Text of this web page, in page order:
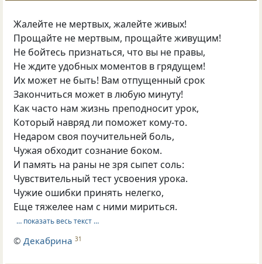
Жалейте не мертвых, жалейте живых!
Прощайте не мертвым, прощайте живущим!
Не бойтесь признаться, что вы не правы,
Не ждите удобных моментов в грядущем!
Их может не быть! Вам отпущенный срок
Закончиться может в любую минуту!
Как часто нам жизнь преподносит урок,
Который навряд ли поможет кому-то.
Недаром своя поучительней боль,
Чужая обходит сознание боком.
И память на раны не зря сыпет соль:
Чувствительный тест усвоения урока.
Чужие ошибки принять нелегко,
Еще тяжелее нам с ними мириться.
… показать весь текст …
© Декабрина 31